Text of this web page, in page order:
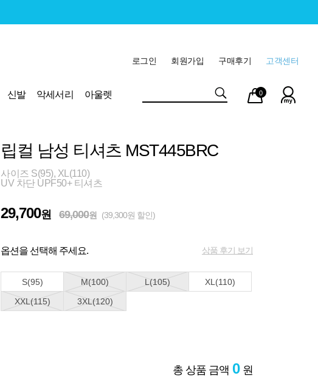
고객센터
구매후기
회원가입
로그인
신발 악세서리
아울렛
마이
페이
장바
구니
0
립컬 남성 티셔츠 MST445BRC
사이즈 S(95), XL(110)
UV 차단 UPF50+ 티셔츠
29,700원 69,000원 (39,300원 할인)
옵션을 선택해 주세요. 상품 후기 보기
S(95) M(100) L(105)
XL(110)
XXL(115)
3XL(120)
총 상품 금액 0 원